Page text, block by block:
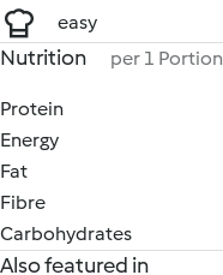
easy
Nutrition per 1 Portion
Protein
Energy
Fat
Fibre
Carbohydrates
Also featured in